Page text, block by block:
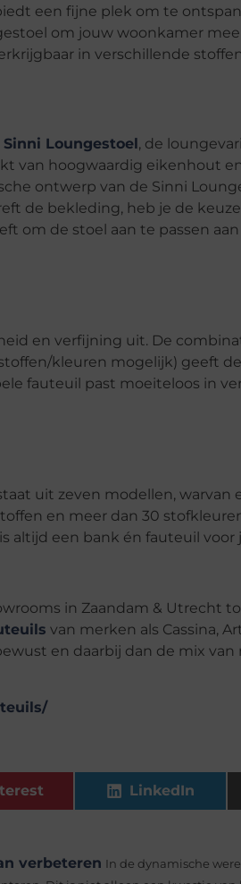
een fijne plek om te
om jouw woonkamer
in verschillende
Sinni Loungestoel , de
van hoogwaardig eikenhout
ontwerp van de Sinni
de bekleding, heb je de
om de stoel aan te passen
en verfijning uit. De
kleuren mogelijk) geeft
fauteuil past moeiteloos in
uit zeven modellen, warvan
en meer dan 30
altijd een bank én fauteuil voor
in Zaandam & Utrecht
van merken als Cassina,
en daarbij dan de mix
LinkedIn
verbeteren In de dynamische